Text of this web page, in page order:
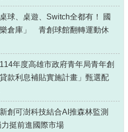
桌球、桌遊、Switch全都有！ 國
倉庫」 青創球館翻轉運動休
114年度高雄市政府青年局青年創
款利息補貼實施計畫」甄選配
新創可澍科技結合AI推森林監測
挺前進國際市場